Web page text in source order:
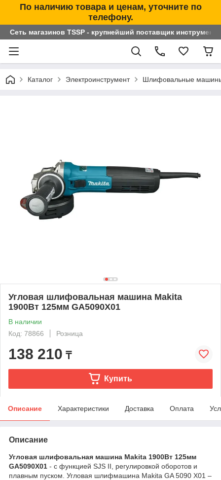
По наличию товара и ценам, уточните по
телефону.
Сеть магазинов TSSP - крупнейший поставщик
Каталог Электроинструмент Шлифовальные
Угловая шлифовальная машина Makita
1900Вт 125мм GA5090X01
В наличии
Код: 78866
Розница
138 210 ₸
Купить
Описание Характеристики Доставка Оплата
Описание
Угловая шлифовальная машина Makita 1900Вт 125мм
GA5090X01 - с функцией SJS II, регулировкой оборотов и
плавным пуском. Угловая шлифмашина Makita GA 5090 X01 –